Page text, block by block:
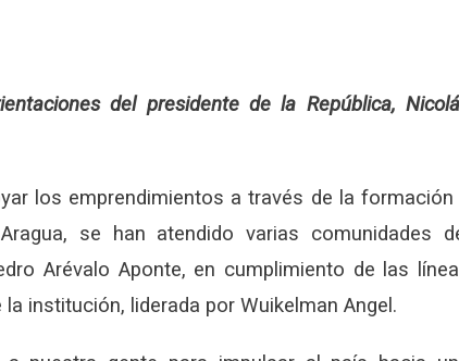
del presidente de la República,
los emprendimientos a través de la formación
se han atendido varias comunidades
Arévalo Aponte, en cumplimiento de las
institución, liderada por Wuikelman Angel.